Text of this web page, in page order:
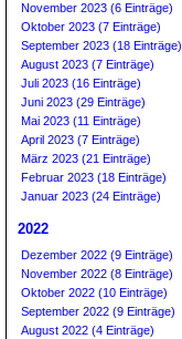
November 2023 (6 Einträge)
Oktober 2023 (7 Einträge)
September 2023 (18 Einträge)
August 2023 (7 Einträge)
Juli 2023 (16 Einträge)
Juni 2023 (29 Einträge)
Mai 2023 (11 Einträge)
April 2023 (7 Einträge)
März 2023 (21 Einträge)
Februar 2023 (18 Einträge)
Januar 2023 (24 Einträge)
2022
Dezember 2022 (9 Einträge)
November 2022 (8 Einträge)
Oktober 2022 (10 Einträge)
September 2022 (9 Einträge)
August 2022 (4 Einträge)